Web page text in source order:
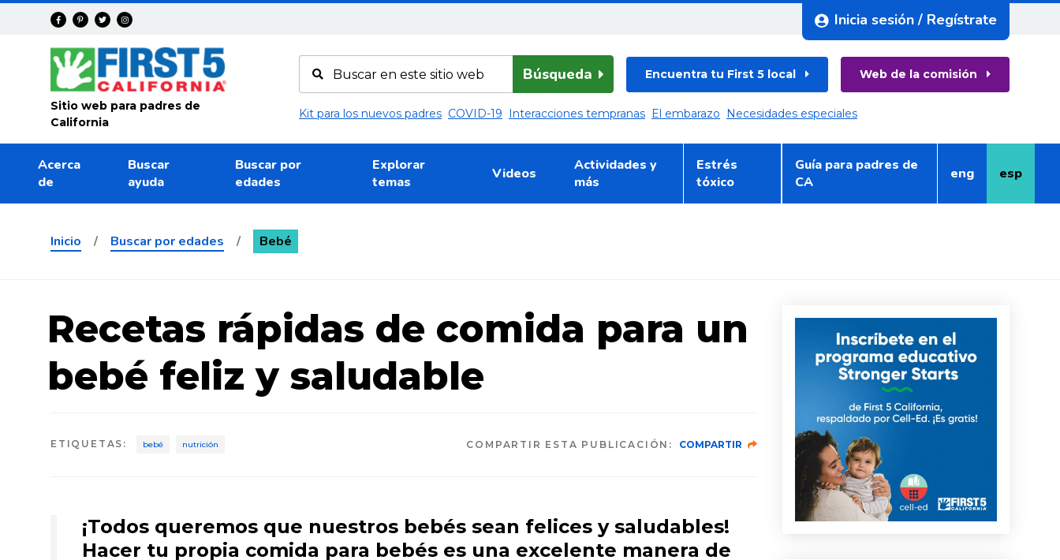
Avanza
Inicia sesión / Regístrate
Sitio web para padres de
California
Búsqueda Encuentra tu First 5 local Web de la comisión
Kit para los nuevos padres COVID-19 Interacciones tempranas El embarazo Necesidades especiales
Acerca
de
Buscar
ayuda
Buscar por
edades
Explorar
temas
Videos
Actividades y
más
Estrés
tóxico
Guía para padres de
CA
eng
Inglés esp
Español
Inicio / Buscar por edades / Bebé
Recetas rápidas de comida para un
bebé feliz y saludable
ETIQUETAS : bebé nutrición COMPARTIR ESTA PUBLICACIÓN: COMPARTIR
¡Todos queremos que nuestros bebés sean felices y saludables!
Hacer tu propia comida para bebés es una excelente manera de